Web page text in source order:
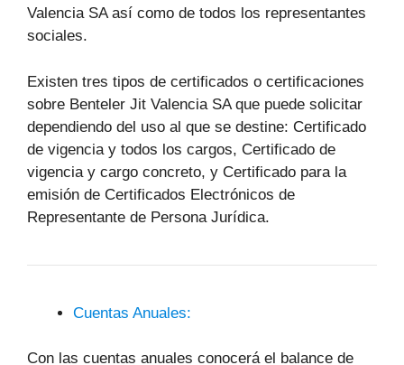
Valencia SA así como de todos los representantes
sociales.
Existen tres tipos de certificados o certificaciones
sobre Benteler Jit Valencia SA que puede solicitar
dependiendo del uso al que se destine: Certificado
de vigencia y todos los cargos, Certificado de
vigencia y cargo concreto, y Certificado para la
emisión de Certificados Electrónicos de
Representante de Persona Jurídica.
Cuentas Anuales:
Con las cuentas anuales conocerá el balance de